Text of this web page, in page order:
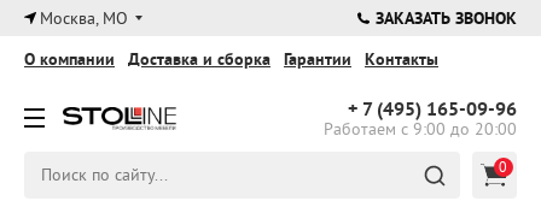
×
Москва, МО ЗАКАЗАТЬ ЗВОНОК
+ 7 (495) 165-09-96
Работаем с 9:00 до 20:00
О компании Доставка и сборка Гарантии Контакты
0